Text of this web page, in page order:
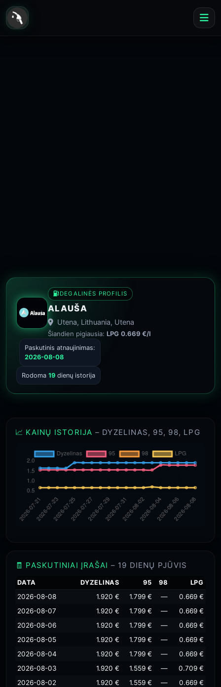
DEGALINĖS PROFILIS
ALAUŠA
Utena, Lithuania, Utena
Šiandien pigiausia: LPG 0.669 €/l
Paskutinis atnaujinimas:
2026-08-08
Rodoma 19 dienų istorija
📈 KAINŲ ISTORIJA – DYZELINAS, 95, 98, LPG
🧾 PASKUTINIAI ĮRAŠAI – 19 DIENŲ PJŪVIS
DATA DYZELINAS 95 98 LPG
2026-08-08 1.920 € 1.799 € —
0.669 €
2026-08-07
1.920 € 1.799 € —
0.669 €
2026-08-06
1.920 € 1.799 € —
0.669 €
2026-08-05
1.920 € 1.799 € —
0.669 €
2026-08-04
1.920 € 1.799 € —
0.669 €
2026-08-03
1.920 € 1.559 € —
0.709 €
2026-08-02
1.920 € 1.559 € —
0.669 €